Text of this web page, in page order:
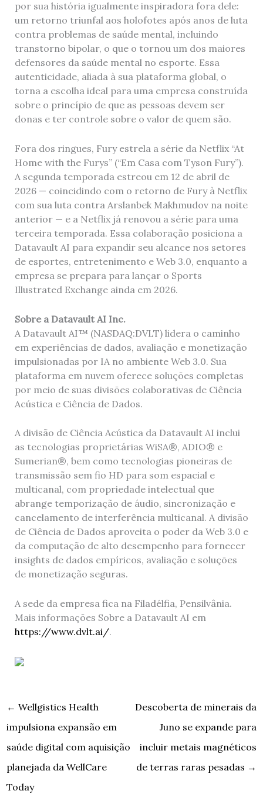
por sua história igualmente inspiradora fora dele:
um retorno triunfal aos holofotes após anos de luta
contra problemas de saúde mental, incluindo
transtorno bipolar, o que o tornou um dos maiores
defensores da saúde mental no esporte. Essa
autenticidade, aliada à sua plataforma global, o
torna a escolha ideal para uma empresa construída
sobre o princípio de que as pessoas devem ser
donas e ter controle sobre o valor de quem são.
Fora dos ringues, Fury estrela a série da Netflix “At
Home with the Furys” (“Em Casa com Tyson Fury”).
A segunda temporada estreou em 12 de abril de
2026 — coincidindo com o retorno de Fury à Netflix
com sua luta contra Arslanbek Makhmudov na noite
anterior — e a Netflix já renovou a série para uma
terceira temporada. Essa colaboração posiciona a
Datavault AI para expandir seu alcance nos setores
de esportes, entretenimento e Web 3.0, enquanto a
empresa se prepara para lançar o Sports
Illustrated Exchange ainda em 2026.
Sobre a Datavault AI Inc.
A Datavault AI™ (NASDAQ:DVLT) lidera o caminho
em experiências de dados, avaliação e monetização
impulsionadas por IA no ambiente Web 3.0. Sua
plataforma em nuvem oferece soluções completas
por meio de suas divisões colaborativas de Ciência
Acústica e Ciência de Dados.
A divisão de Ciência Acústica da Datavault AI inclui
as tecnologias proprietárias WiSA®, ADIO® e
Sumerian®, bem como tecnologias pioneiras de
transmissão sem fio HD para som espacial e
multicanal, com propriedade intelectual que
abrange temporização de áudio, sincronização e
cancelamento de interferência multicanal. A divisão
de Ciência de Dados aproveita o poder da Web 3.0 e
da computação de alto desempenho para fornecer
insights de dados empíricos, avaliação e soluções
de monetização seguras.
A sede da empresa fica na Filadélfia, Pensilvânia.
Mais informações Sobre a Datavault AI em
https://www.dvlt.ai/.
← Wellgistics Health
impulsiona expansão em
saúde digital com aquisição
planejada da WellCare
Today
Descoberta de minerais da
Juno se expande para
incluir metais magnéticos
de terras raras pesadas →